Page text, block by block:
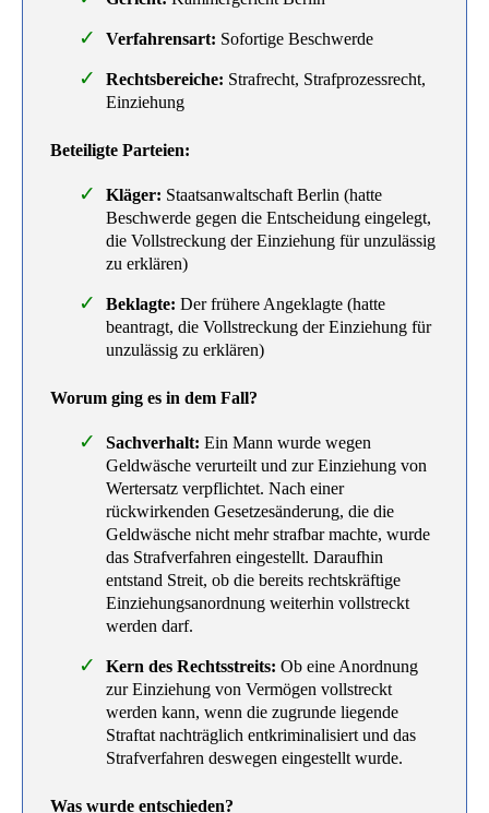
Verfahrensart: Sofortige Beschwerde
Rechtsbereiche: Strafrecht, Strafprozessrecht,
Einziehung
Beteiligte Parteien:
Kläger: Staatsanwaltschaft Berlin (hatte
Beschwerde gegen die Entscheidung eingelegt,
die Vollstreckung der Einziehung für unzulässig
zu erklären)
Beklagte: Der frühere Angeklagte (hatte
beantragt, die Vollstreckung der Einziehung für
unzulässig zu erklären)
Worum ging es in dem Fall?
Sachverhalt: Ein Mann wurde wegen
Geldwäsche verurteilt und zur Einziehung von
Wertersatz verpflichtet. Nach einer
rückwirkenden Gesetzesänderung, die die
Geldwäsche nicht mehr strafbar machte, wurde
das Strafverfahren eingestellt. Daraufhin
entstand Streit, ob die bereits rechtskräftige
Einziehungsanordnung weiterhin vollstreckt
werden darf.
Kern des Rechtsstreits: Ob eine Anordnung
zur Einziehung von Vermögen vollstreckt
werden kann, wenn die zugrunde liegende
Straftat nachträglich entkriminalisiert und das
Strafverfahren deswegen eingestellt wurde.
Was wurde entschieden?